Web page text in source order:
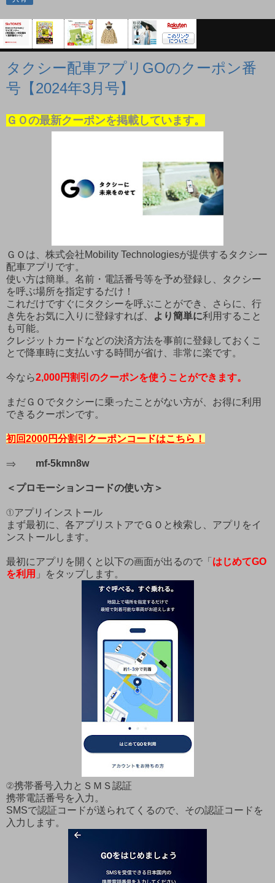
タクシー配車アプリGOのクーポン番
号【2024年3月号】
ＧＯの最新クーポンを掲載しています。
ＧＯは、株式会社Mobility Technologiesが提供するタクシー
配車アプリです。
使い方は簡単。名前・電話番号等を予め登録し、タクシー
を呼ぶ場所を指定するだけ！
これだけですぐにタクシーを呼ぶことができ、さらに、行
き先をお気に入りに登録すれば、
より簡単に利用すること
も可能。
クレジットカードなどの決済方法を事前に登録しておくこ
とで降車時に支払いする時間が省け、非常に楽です。
今なら2,000円割引のクーポンを使うことができます。
まだＧＯでタクシーに乗ったことがない方が、お得に利用
できるクーポンです。
初回2000円分割引クーポンコードはこちら！
⇒ mf-5kmn8w
＜プロモーションコードの使い方＞
①アプリインストール
まず最初に、各アプリストアでＧＯと検索し、アプリをイ
ンストールします。
最初にアプリを開くと以下の画面が出るので「 はじめてGO
を利用 」をタップします。
②携帯番号入力とＳＭＳ認証
携帯電話番号を入力。
SMSで認証コードが送られてくるので、その認証コードを
入力します。